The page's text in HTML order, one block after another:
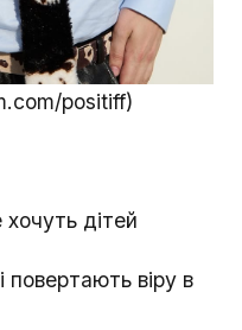
positiff)
хочуть дітей
повертають віру в